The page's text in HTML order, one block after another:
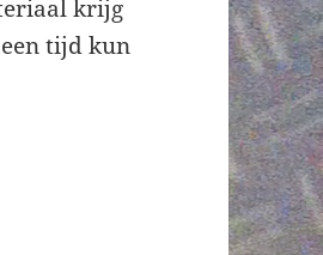
krijg
tijd kun